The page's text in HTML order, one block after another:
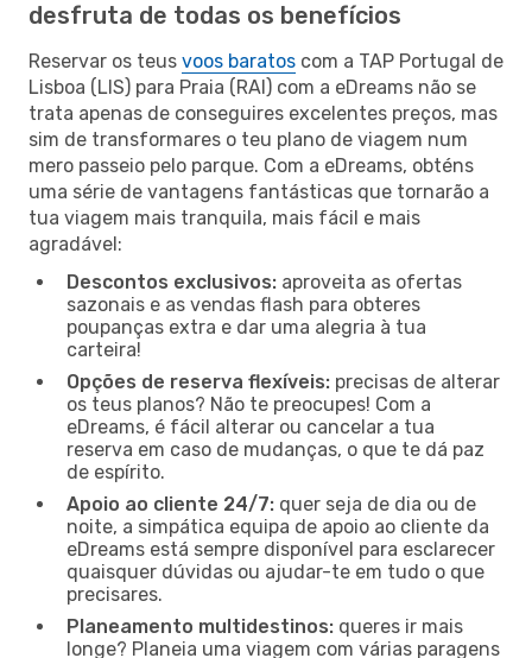
desfruta de todas os benefícios
Reservar os teus voos baratos com a TAP Portugal de
Lisboa (LIS) para Praia (RAI) com a eDreams não se
trata apenas de conseguires excelentes preços, mas
sim de transformares o teu plano de viagem num
mero passeio pelo parque. Com a eDreams, obténs
uma série de vantagens fantásticas que tornarão a
tua viagem mais tranquila, mais fácil e mais
agradável:
Descontos exclusivos: aproveita as ofertas
sazonais e as vendas flash para obteres
poupanças extra e dar uma alegria à tua
carteira!
Opções de reserva flexíveis: precisas de alterar
os teus planos? Não te preocupes! Com a
eDreams, é fácil alterar ou cancelar a tua
reserva em caso de mudanças, o que te dá paz
de espírito.
Apoio ao cliente 24/7: quer seja de dia ou de
noite, a simpática equipa de apoio ao cliente da
eDreams está sempre disponível para esclarecer
quaisquer dúvidas ou ajudar-te em tudo o que
precisares.
Planeamento multidestinos: queres ir mais
longe? Planeia uma viagem com várias paragens